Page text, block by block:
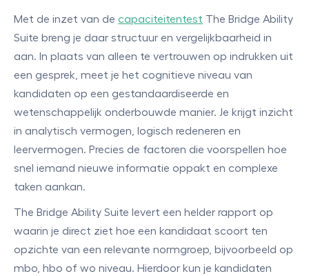
Met de inzet van de capaciteitentest The Bridge Ability
Suite breng je daar structuur en vergelijkbaarheid in
aan. In plaats van alleen te vertrouwen op indrukken uit
een gesprek, meet je het cognitieve niveau van
kandidaten op een gestandaardiseerde en
wetenschappelijk onderbouwde manier. Je krijgt inzicht
in analytisch vermogen, logisch redeneren en
leervermogen. Precies de factoren die voorspellen hoe
snel iemand nieuwe informatie oppakt en complexe
taken aankan.
The Bridge Ability Suite levert een helder rapport op
waarin je direct ziet hoe een kandidaat scoort ten
opzichte van een relevante normgroep, bijvoorbeeld op
mbo, hbo of wo niveau. Hierdoor kun je kandidaten